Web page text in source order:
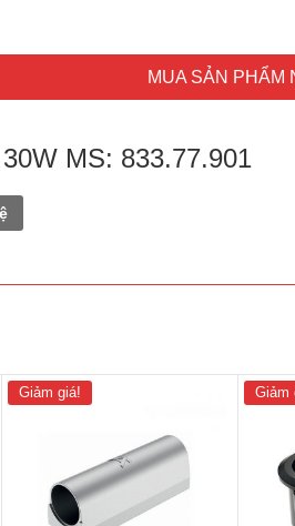
MUA SẢN PHẨM
MS: 833.77.901
Giảm giá! Giảm